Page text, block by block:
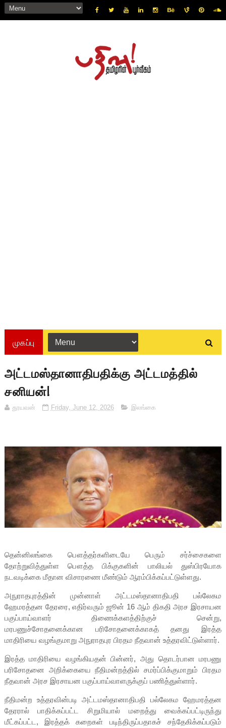
முகப்பு
அட்டமஸ்தானாதிபதிக்கு அட்டமத்தில்
சனியன்!
தூயவன் Friday, June 12, 2026 இலங்கை
தென்னிலங்கை பௌத்தர்களிடையே பெரும் சர்ச்சைகளை
தோற்றுவித்துள்ள பௌத்த பிக்குகளின் பாலியல் துஸ்பிரயோக
நடவடிக்கை மீதான விசாரணை மீண்டும் ஆரம்பிக்கப்பட்டுள்ளது.
அநுராதபுரத்தின் முன்னாள் அட்டமஸ்தானாதிபதி பல்லேகம
ஹேமரத்தன தேரரை, எதிர்வரும் ஜூன் 16 ஆம் திகதி அரச இரசாயன
பகுப்பாய்வாளர் திணைக்களத்திற்குச் சென்று,
மரபணுச்சோதனைக்கான பரிசோதனைக்காகத் தனது இரத்த
மாதிரியை வழங்குமாறு அநுராதபுர பிரதம நீதவான் உத்தரவிட்டுள்ளார்.
இரத்த மாதிரியை வழங்கியதன் பின்னர், அது தொடர்பான மரபணு
பரிசோதனை அறிக்கையை நீதிமன்றத்தில் சமர்ப்பிக்குமாறும் பிரதம
நீதவான் அரச இரசாயன பகுப்பாய்வாளருக்குப் பணித்துள்ளார்.
நீதிமன்ற உத்தரவின்படி அட்டமஸ்தானாதிபதி பல்லேகம ஹேமரத்தன
தேரரால் பாதிக்கப்பட்ட சிறுமியால் மறைத்து வைக்கப்பட்டிருந்து
மீட்கப்பட்ட, இரத்தக் கறைகள் படிந்திருப்பதாகச் சந்தேகிக்கப்படும்